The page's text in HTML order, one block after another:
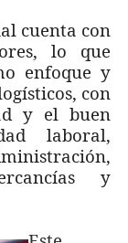
cuenta con
lo que
enfoque y
con
y el buen
laboral,
y